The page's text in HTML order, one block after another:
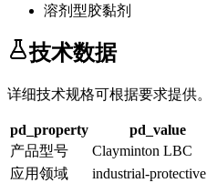
溶剂型胶黏剂
技术数据
详细技术规格可根据要求提供。
pd_property
pd_value
产品型号
Clayminton LBC
应用领域
industrial-protective